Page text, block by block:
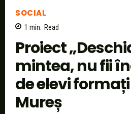
SOCIAL
1 min. Read
Proiect
mintea, nu fii
de elevi formați
Mureș